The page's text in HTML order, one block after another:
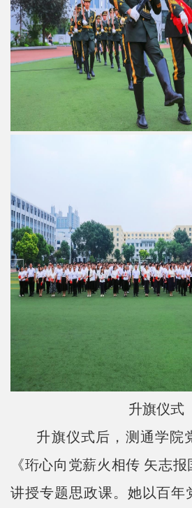
升旗仪式
升旗仪式后，测通学院
《珩心向党薪火相传 矢志
讲授专题思政课。她以百年